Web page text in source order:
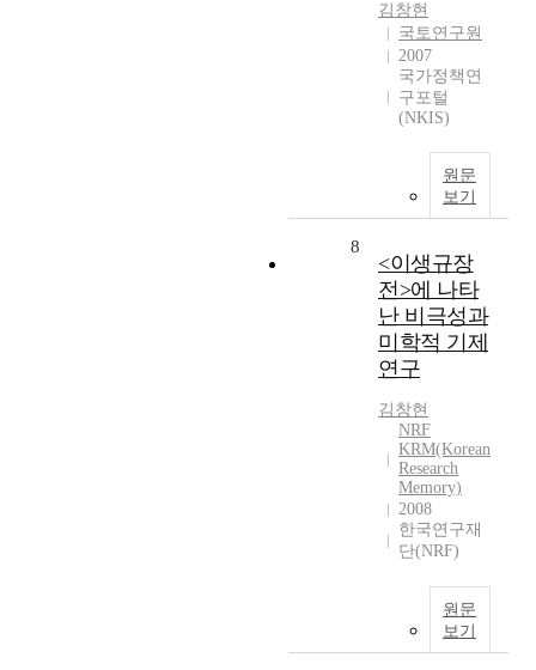
김창현
국토연구원
2007
국가정책연
구포털
(NKIS)
원문
보기
8
<이생규장
전>에 나타
난 비극성과
미학적 기제
연구
김창현
NRF
KRM(Korean
Research
Memory)
2008
한국연구재
단(NRF)
원문
보기